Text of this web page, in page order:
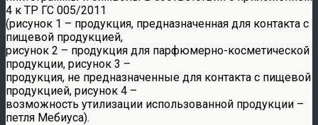
4 к ТР ГС 005/2011
(рисунок 1 – продукция, предназначенная для контакта с
пищевой продукцией,
рисунок 2 – продукция для парфюмерно-косметической
продукции, рисунок 3 –
продукция, не предназначенные для контакта с пищевой
продукцией, рисунок 4 –
возможность утилизации использованной продукции –
петля Мебиуса).